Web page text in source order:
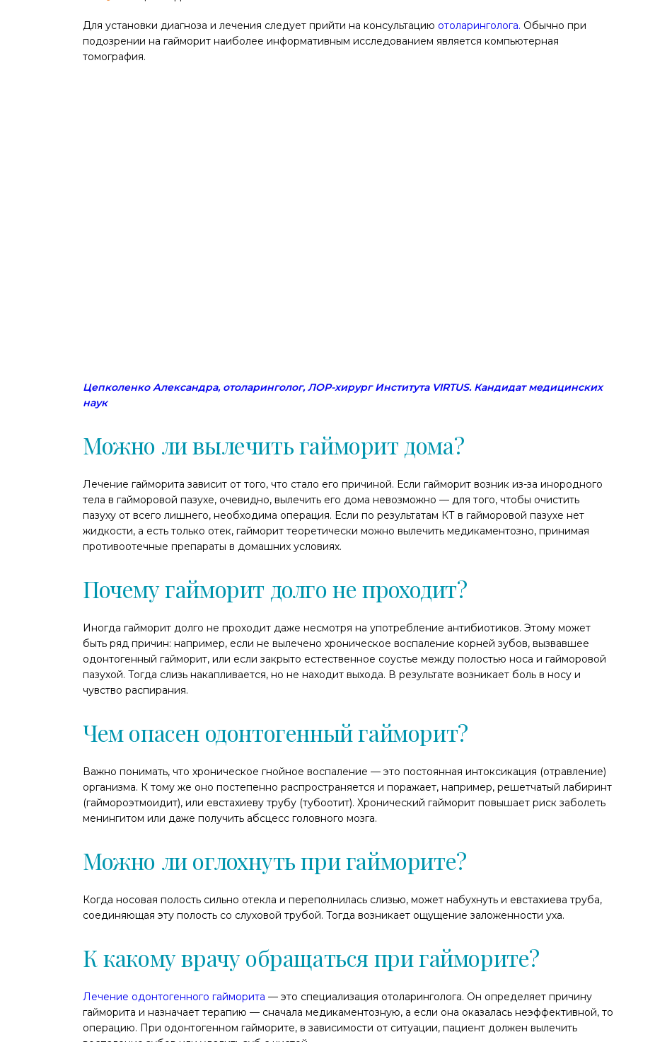
Для установки диагноза и лечения следует прийти на консультацию отоларинголога. Обычно при
подозрении на гайморит наиболее информативным исследованием является компьютерная
томография.
Цепколенко Александра, отоларинголог, ЛОР-хирург Института VIRTUS. Кандидат медицинских
наук
Можно ли вылечить гайморит дома?
Лечение гайморита зависит от того, что стало его причиной. Если гайморит возник из-за инородного
тела в гайморовой пазухе, очевидно, вылечить его дома невозможно — для того, чтобы очистить
пазуху от всего лишнего, необходима операция. Если по результатам КТ в гайморовой пазухе нет
жидкости, а есть только отек, гайморит теоретически можно вылечить медикаментозно, принимая
противоотечные препараты в домашних условиях.
Почему гайморит долго не проходит?
Иногда гайморит долго не проходит даже несмотря на употребление антибиотиков. Этому может
быть ряд причин: например, если не вылечено хроническое воспаление корней зубов, вызвавшее
одонтогенный гайморит, или если закрыто естественное соустье между полостью носа и гайморовой
пазухой. Тогда слизь накапливается, но не находит выхода. В результате возникает боль в носу и
чувство распирания.
Чем опасен одонтогенный гайморит?
Важно понимать, что хроническое гнойное воспаление — это постоянная интоксикация (отравление)
организма. К тому же оно постепенно распространяется и поражает, например, решетчатый лабиринт
(гаймороэтмоидит), или евстахиеву трубу (тубоотит). Хронический гайморит повышает риск заболеть
менингитом или даже получить абсцесс головного мозга.
Можно ли оглохнуть при гайморите?
Когда носовая полость сильно отекла и переполнилась слизью, может набухнуть и евстахиева труба,
соединяющая эту полость со слуховой трубой. Тогда возникает ощущение заложенности уха.
К какому врачу обращаться при гайморите?
Лечение одонтогенного гайморита — это специализация отоларинголога. Он определяет причину
гайморита и назначает терапию — сначала медикаментозную, а если она оказалась неэффективной, то
операцию. При одонтогенном гайморите, в зависимости от ситуации, пациент должен вылечить